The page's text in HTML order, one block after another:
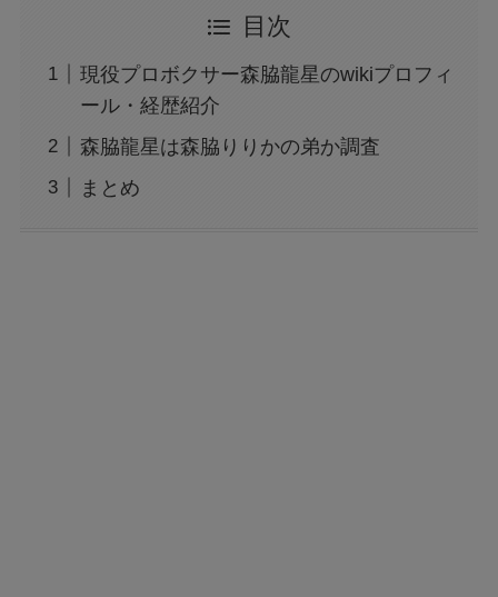
目次
現役プロボクサー森脇龍星のwikiプロフィ
ール・経歴紹介
森脇龍星は森脇りりかの弟か調査
まとめ